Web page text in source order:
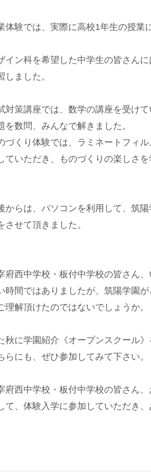
体験では、実際に高校1年生の授業
イン科を希望した中学生の皆さん
しました。
対策講座では、数学の講座を受け
を数問、みんなで解きました。
づくり体験では、ラミネートフィ
ていただき、ものづくりの楽しさ
からは、パソコンを利用して、筑
させて頂きました。
府西中学校・板付中学校の皆さん
時間ではありましたが、筑陽学園
理解頂けたのではないでしょうか。
秋に学園紹介《オープンスクール
らにも、ぜひ参加してみて下さい。
府西中学校・板付中学校の皆さん
て、体験入学に参加していただき